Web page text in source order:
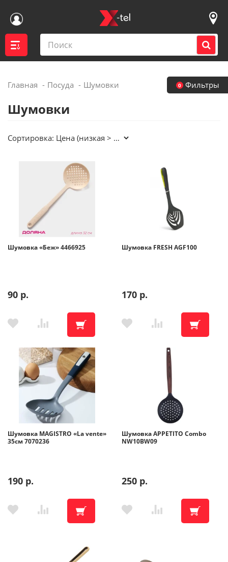
Главная Посуда Шумовки
Шумовки
Сортировка:
Шумовка «Беж» 4466925
90 р.
Шумовка FRESH AGF100
170 р.
Шумовка MAGISTRO «La vente»
35см 7070236
190 р.
Шумовка APPETITO Combo
NW10BW09
250 р.
Войти
Доставка
Вакансии
Подарочные сертификаты
Бонусная программа
0 Фильтры